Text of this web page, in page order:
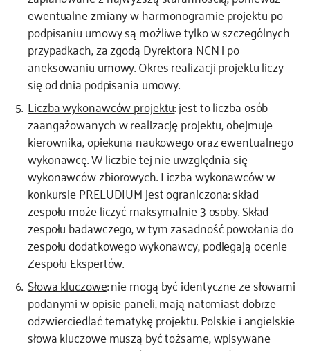
ewentualne zmiany w harmonogramie projektu po
podpisaniu umowy są możliwe tylko w szczególnych
przypadkach, za zgodą Dyrektora NCN i po
aneksowaniu umowy. Okres realizacji projektu liczy
się od dnia podpisania umowy.
Liczba wykonawców projektu: jest to liczba osób
zaangażowanych w realizację projektu, obejmuje
kierownika, opiekuna naukowego oraz ewentualnego
wykonawcę. W liczbie tej nie uwzględnia się
wykonawców zbiorowych. Liczba wykonawców w
konkursie PRELUDIUM jest ograniczona: skład
zespołu może liczyć maksymalnie 3 osoby. Skład
zespołu badawczego, w tym zasadność powołania do
zespołu dodatkowego wykonawcy, podlegają ocenie
Zespołu Ekspertów.
Słowa kluczowe: nie mogą być identyczne ze słowami
podanymi w opisie paneli, mają natomiast dobrze
odzwierciedlać tematykę projektu. Polskie i angielskie
słowa kluczowe muszą być tożsame, wpisywane